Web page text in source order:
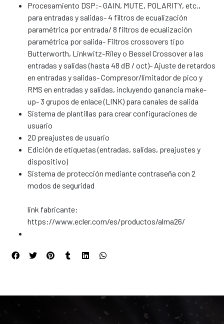
Procesamiento DSP:- GAIN, MUTE, POLARITY, etc.,
para entradas y salidas- 4 filtros de ecualización
paramétrica por entrada/ 8 filtros de ecualización
paramétrica por salida- Filtros crossovers tipo
Butterworth, Linkwitz-Riley o Bessel Crossover a las
entradas y salidas (hasta 48 dB / oct)- Ajuste de retardos
en entradas y salidas- Compresor/limitador de pico y
RMS en entradas y salidas, incluyendo ganancia make-
up- 3 grupos de enlace (LINK) para canales de salida
Sistema de plantillas para crear configuraciones de
usuario
20 preajustes de usuario
Edición de etiquetas (entradas, salidas, preajustes y
dispositivo)
Sistema de protección mediante contraseña con 2
modos de seguridad
link fabricante:
https://www.ecler.com/es/productos/alma26/